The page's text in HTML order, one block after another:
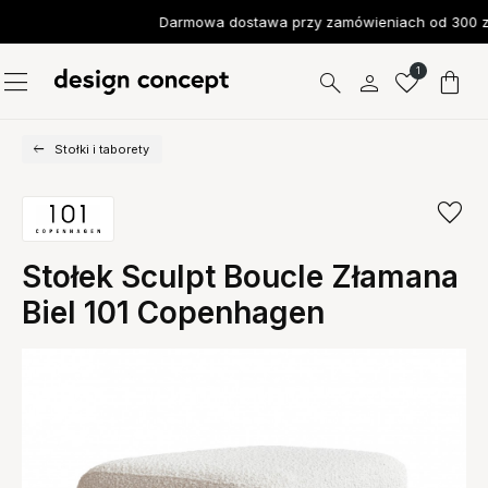
Darmowa dostawa przy zamówieniach od 300 zł
1
Stołki i taborety
Stołek Sculpt Boucle Złamana
Biel 101 Copenhagen